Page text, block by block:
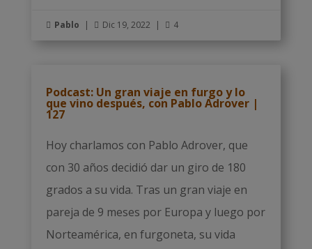
 Pablo |  Dic 19, 2022 |  4
Podcast: Un gran viaje en furgo y lo
que vino después, con Pablo Adrover |
127
Hoy charlamos con Pablo Adrover, que
con 30 años decidió dar un giro de 180
grados a su vida. Tras un gran viaje en
pareja de 9 meses por Europa y luego por
Norteamérica, en furgoneta, su vida